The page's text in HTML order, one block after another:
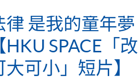
律 是我的童年夢
SPACE「改
可小」短片】